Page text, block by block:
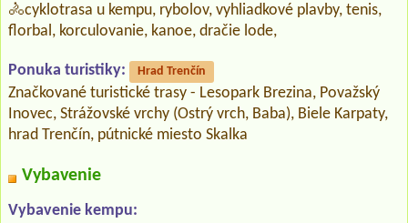
🚴‍cyklotrasa u kempu, rybolov, vyhliadkové plavby, tenis,
florbal, korculovanie, kanoe, dračie lode,
Ponuka turistiky: Hrad Trenčín
Značkované turistické trasy - Lesopark Brezina, Považský
Inovec, Strážovské vrchy (Ostrý vrch, Baba), Biele Karpaty,
hrad Trenčín, pútnické miesto Skalka
Vybavenie
Vybavenie kempu: